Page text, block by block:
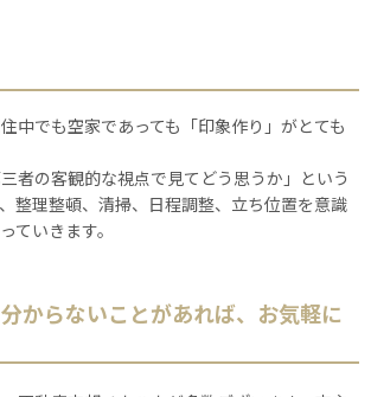
中でも空家であっても「印象作り」がとても
者の客観的な視点で見てどう思うか」という
整理整頓、清掃、日程調整、立ち位置を意識
ていきます。
からないことがあれば、お気軽に